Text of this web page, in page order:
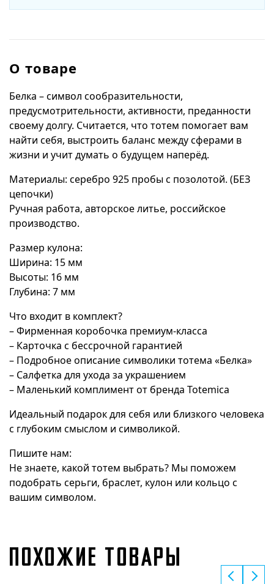
О товаре
Белка – символ сообразительности,
предусмотрительности, активности, преданности
своему долгу. Считается, что тотем помогает вам
найти себя, выстроить баланс между сферами в
жизни и учит думать о будущем наперёд.
Материалы: серебро 925 пробы с позолотой. (БЕЗ
цепочки)
Ручная работа, авторское литье, российское
производство.
Размер кулона:
Ширина: 15 мм
Высоты: 16 мм
Глубина: 7 мм
Что входит в комплект?
– Фирменная коробочка премиум-класса
– Карточка с бессрочной гарантией
– Подробное описание символики тотема «Белка»
– Салфетка для ухода за украшением
– Маленький комплимент от бренда Totemica
Идеальный подарок для себя или близкого человека
с глубоким смыслом и символикой.
Пишите нам:
Не знаете, какой тотем выбрать? Мы поможем
подобрать серьги, браслет, кулон или кольцо с
вашим символом.
ПОХОЖИЕ ТОВАРЫ